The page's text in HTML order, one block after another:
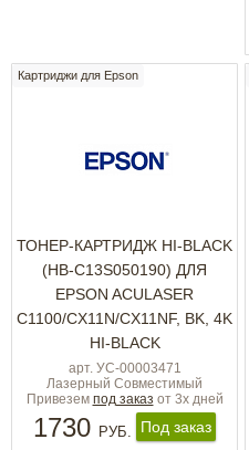
Картриджи для Epson
ТОНЕР-КАРТРИДЖ HI-BLACK
(HB-C13S050190) ДЛЯ
EPSON ACULASER
C1100/CX11N/CX11NF, BK, 4K
HI-BLACK
арт. УС-00003471
Лазерный Совместимый
Привезем под заказ от 3х дней
1730 РУБ. Под заказ